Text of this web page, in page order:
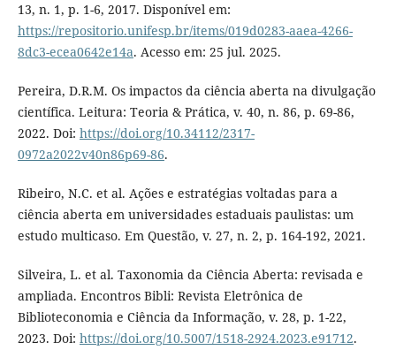
13, n. 1, p. 1-6, 2017. Disponível em:
https://repositorio.unifesp.br/items/019d0283-aaea-4266-
8dc3-ecea0642e14a. Acesso em: 25 jul. 2025.
Pereira, D.R.M. Os impactos da ciência aberta na divulgação
científica. Leitura: Teoria & Prática, v. 40, n. 86, p. 69-86,
2022. Doi: https://doi.org/10.34112/2317-
0972a2022v40n86p69-86.
Ribeiro, N.C. et al. Ações e estratégias voltadas para a
ciência aberta em universidades estaduais paulistas: um
estudo multicaso. Em Questão, v. 27, n. 2, p. 164-192, 2021.
Silveira, L. et al. Taxonomia da Ciência Aberta: revisada e
ampliada. Encontros Bibli: Revista Eletrônica de
Biblioteconomia e Ciência da Informação, v. 28, p. 1-22,
2023. Doi: https://doi.org/10.5007/1518-2924.2023.e91712.